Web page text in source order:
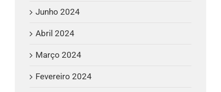
Junho 2024
Abril 2024
Março 2024
Fevereiro 2024